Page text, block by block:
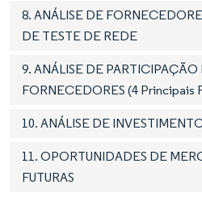
8. ANÁLISE DE
DE TESTE DE REDE
9. ANÁLISE DE
FORNECEDORES (4 Principais
10. ANÁLISE DE
11. OPORTUNIDADES DE
FUTURAS